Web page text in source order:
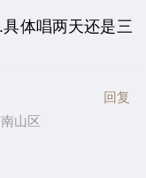
体唱两天还是三
山区
回复